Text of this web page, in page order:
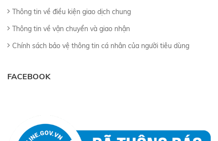
Thông tin về điều kiện giao dịch chung
Thông tin về vận chuyển và giao nhận
Chính sách bảo vệ thông tin cá nhân của người tiêu dùng
FACEBOOK